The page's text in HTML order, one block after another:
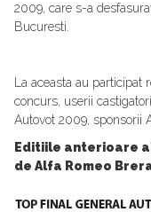
2009, care s-a
Bucuresti.
La aceasta au
concurs, userii
Autovot 2009, sponsorii
Editiile anterioare
de Alfa Romeo